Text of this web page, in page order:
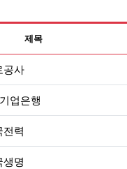
제목
공사
업은행
전력
생명